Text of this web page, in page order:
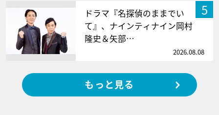
5
ドラマ『名探偵のままでい
て』、ナインティナイン岡村
隆史＆矢部…
2026.08.08
もっと見る